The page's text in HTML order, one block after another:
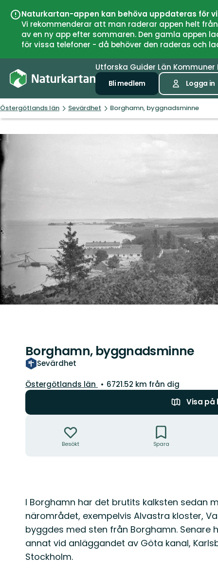
Naturkartan-appen kan behöva uppdateras för
Vi rekommenderar att man raderar appen helt
av en ny app efter sommaren. Den gamla
för vissa telefoner - då behöver den raderas och
Utforska Guider Län Kommuner
Bli medlem Logga in
Östergötlands län Sevärdhet Borghamn, byggnadsminne
Borghamn, byggnadsminne
Sevärdhet
Län:
Östergötlands län
6721.52 km från dig
Visa på
Besökt Spara
Beskrivning
I Borghamn har det brutits kalksten sedan
närområdet, exempelvis Alvastra kloster,
byggdes med sten från Borghamn. Senare
annat vid anläggandet av Göta kanal,
Stockholm.